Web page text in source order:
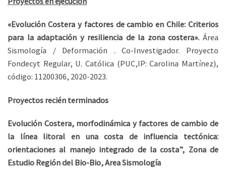
«Evolución Costera y factores de cambio en Chile: Criterios
para la adaptación y resiliencia de la zona costera». Área
Sismología / Deformación . Co-Investigador. Proyecto
Fondecyt Regular, U. Católica (PUC,IP: Carolina Martínez),
código: 11200306, 2020-2023.
Proyectos recién terminados
Evolución Costera, morfodinámica y factores de cambio de
la línea litoral en una costa de influencia tectónica:
orientaciones al manejo integrado de la costa”, Zona de
Estudio Región del Bio-Bio, Area Sismología